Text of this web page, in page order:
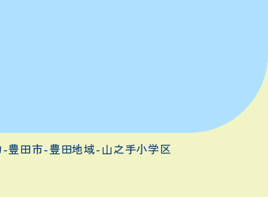
豊田市-豊田地域-山之手小学区